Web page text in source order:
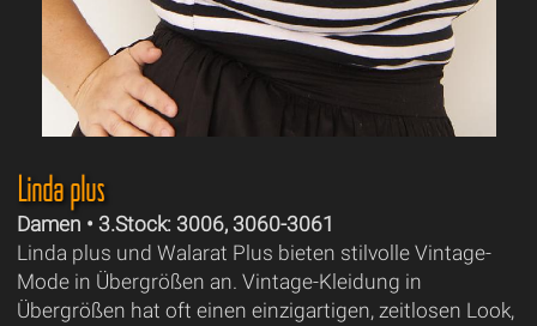
Linda plus
Damen • 3.Stock: 3006, 3060-3061
Linda plus und Walarat Plus bieten stilvolle Vintage-
Mode in Übergrößen an. Vintage-Kleidung in
Übergrößen hat oft einen einzigartigen, zeitlosen Look,